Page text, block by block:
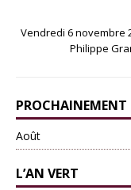
Vendredi 6 novembre
Philippe
PROCHAINEMENT
Août
L’AN VERT